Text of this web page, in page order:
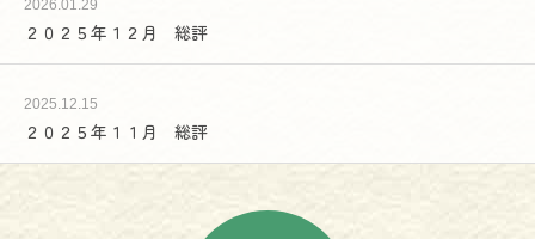
2026.01.29
２０２５年１２月 総評
2025.12.15
２０２５年１１月 総評